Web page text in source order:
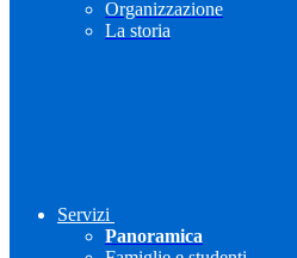
Organizzazione
La storia
Servizi
Panoramica